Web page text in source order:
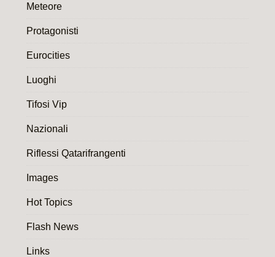
Meteore
Protagonisti
Eurocities
Luoghi
Tifosi Vip
Nazionali
Riflessi Qatarifrangenti
Images
Hot Topics
Flash News
Links